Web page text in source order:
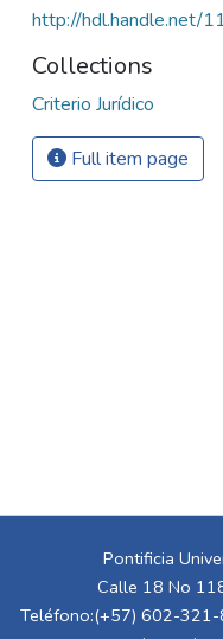
http://hdl.handle.net/
Collections
Criterio Jurídico
Full item page
Pontificia
Calle 18 No
Teléfono:(+57) 602-